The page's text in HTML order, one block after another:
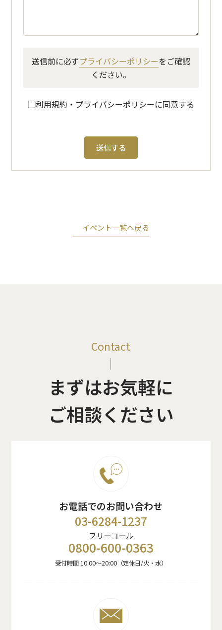
送信前に必ずプライバシーポリシーをご確認
ください。
利用規約・プライバシーポリシーに同意する
イベント一覧へ戻る
Contact
まずはお気軽に
ご相談ください
お電話でのお問い合わせ
03-6284-1237
フリーコール
0800-600-0363
受付時間 10:00〜20:00（定休日/火・水）